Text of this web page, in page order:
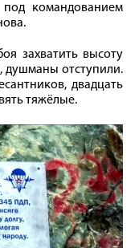
командованием
захватить высоту
душманы отступили.
двадцать
тяжёлые.